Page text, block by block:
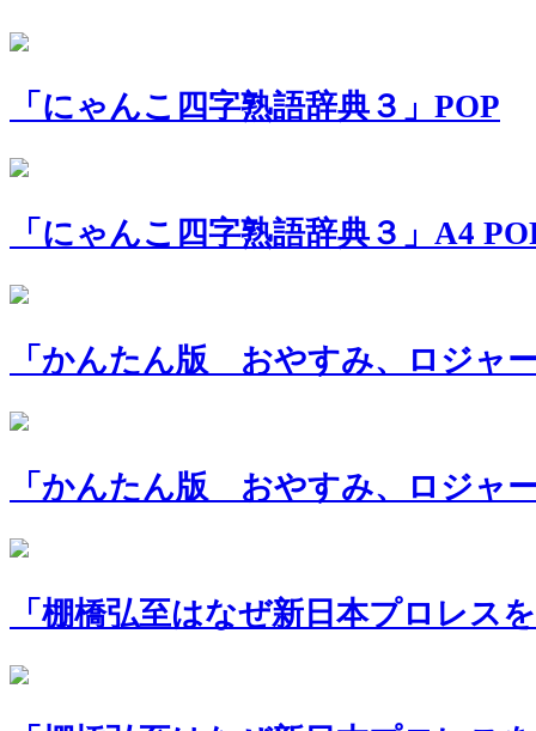
「にゃんこ四字熟語辞典３」POP
「にゃんこ四字熟語辞典３」A4
「かんたん版 おやすみ、ロジャ
「かんたん版 おやすみ、ロジャ
「棚橋弘至はなぜ新日本プロレ